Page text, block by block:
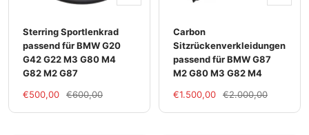
Sterring Sportlenkrad
passend für BMW G20
G42 G22 M3 G80 M4
G82 M2 G87
Im
€500,00
Regulärer
€600,00
Carbon
Sitzrückenverkleidungen
passend für BMW G87
M2 G80 M3 G82 M4
Im
€1.500,00
Regulärer
€2.000,00